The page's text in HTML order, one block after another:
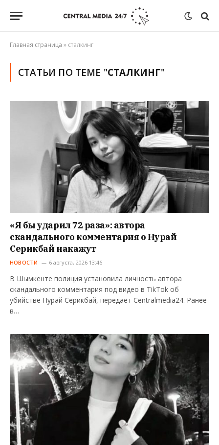
Главная страница » сталкинг
СТАТЬИ ПО ТЕМЕ "СТАЛКИНГ"
«Я бы ударил 72 раза»: автора
скандального комментария о Нурай
Серикбай накажут
НОВОСТИ 6 августа, 2026 13:46
В Шымкенте полиция установила личность автора
скандального комментария под видео в TikTok об
убийстве Нурай Серикбай, передаёт Centralmedia24. Ранее
в…